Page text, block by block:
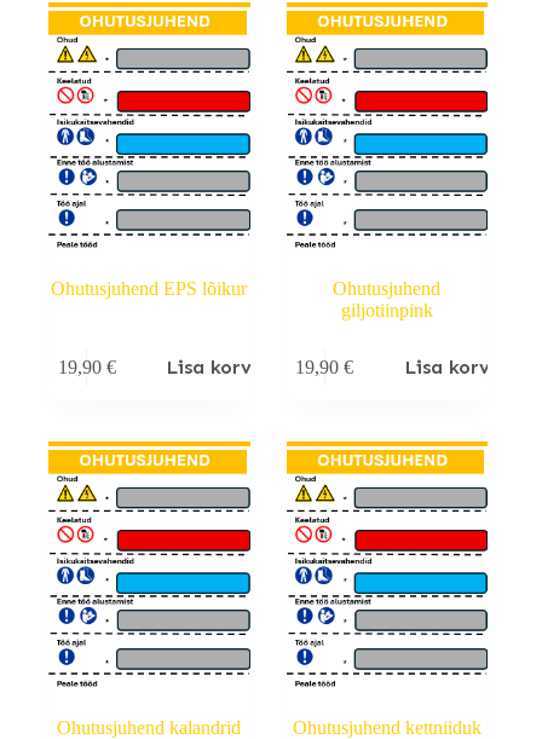
Ohutusjuhend EPS lõikur
19,90 € Lisa korvi
Ohutusjuhend
giljotiinpink
19,90€ Lisa korvi
Ohutusjuhend kalandrid Ohutusjuhend kettniiduk